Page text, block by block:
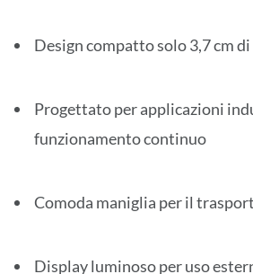
Design compatto solo 3,7 cm
Progettato per applicazioni
funzionamento continuo
Comoda maniglia per il
Display luminoso per uso